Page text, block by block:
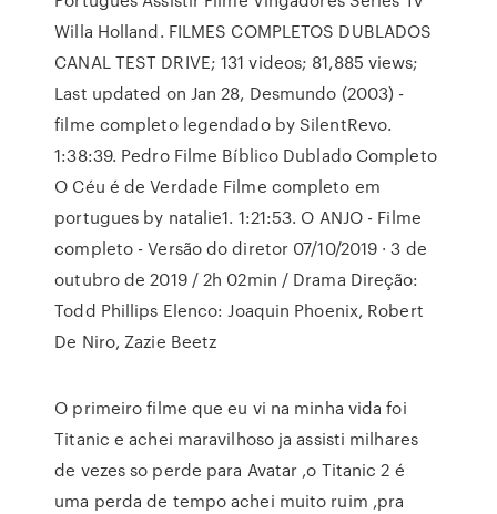
Willa Holland. FILMES COMPLETOS DUBLADOS
CANAL TEST DRIVE; 131 videos; 81,885 views;
Last updated on Jan 28, Desmundo (2003) -
filme completo legendado by SilentRevo.
1:38:39. Pedro Filme Bíblico Dublado Completo
O Céu é de Verdade Filme completo em
portugues by natalie1. 1:21:53. O ANJO - Filme
completo - Versão do diretor 07/10/2019 · 3 de
outubro de 2019 / 2h 02min / Drama Direção:
Todd Phillips Elenco: Joaquin Phoenix, Robert
De Niro, Zazie Beetz
O primeiro filme que eu vi na minha vida foi
Titanic e achei maravilhoso ja assisti milhares
de vezes so perde para Avatar ,o Titanic 2 é
uma perda de tempo achei muito ruim ,pra